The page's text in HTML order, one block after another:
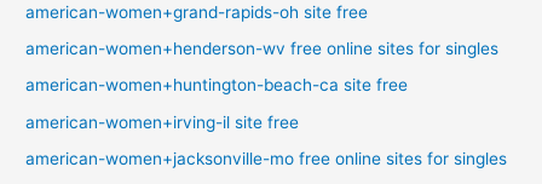
american-women+grand-rapids-oh site free
american-women+henderson-wv free online sites for singles
american-women+huntington-beach-ca site free
american-women+irving-il site free
american-women+jacksonville-mo free online sites for singles